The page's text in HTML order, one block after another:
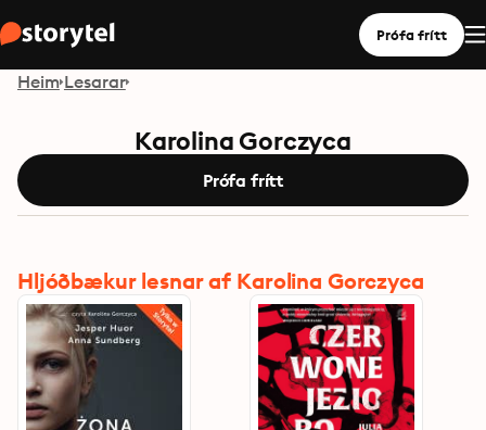
Prófa frítt
Heim Lesarar
Karolina Gorczyca
Prófa frítt
Hljóðbækur lesnar af Karolina Gorczyca